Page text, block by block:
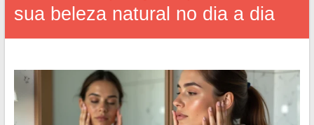
sua beleza natural no dia a dia